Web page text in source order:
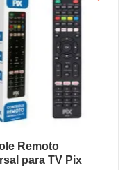
Remoto
para TV Pix